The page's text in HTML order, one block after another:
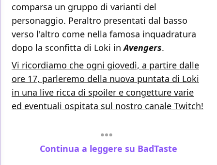
comparsa un gruppo di varianti del
personaggio. Peraltro presentati dal basso
verso l'altro come nella famosa inquadratura
dopo la sconfitta di Loki inAvengers.
Vi ricordiamo che ogni giovedì, a partire dalle
ore 17, parleremo della nuova puntata di Loki
in una live ricca di spoiler e congetture varie
ed eventuali ospitata sul nostro canale Twitch!
Continua a leggere su BadTaste